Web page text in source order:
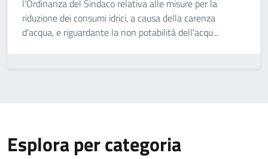
l'Ordinanza del Sindaco relativa alle misure per la
riduzione dei consumi idrici, a causa della carenza
d'acqua, e riguardante la non potabilità dell'acqu...
Esplora per categoria